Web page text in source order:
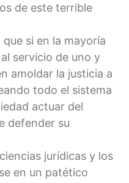
de este terrible
si en la mayoría
servicio de uno y
amoldar la justicia a
todo el sistema
actuar del
defender su
jurídicas y los
en un patético